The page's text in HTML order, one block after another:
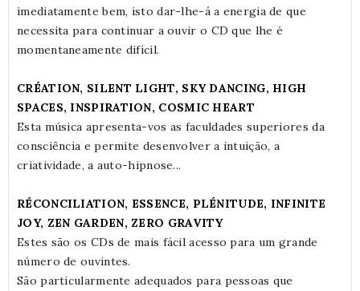
imediatamente bem, isto dar-lhe-á a energia de que
necessita para continuar a ouvir o CD que lhe é
momentaneamente difícil.
CRÉATION, SILENT LIGHT, SKY DANCING, HIGH
SPACES, INSPIRATION, COSMIC HEART
Esta música apresenta-vos as faculdades superiores da
consciência e permite desenvolver a intuição, a
criatividade, a auto-hipnose...
RÉCONCILIATION, ESSENCE, PLÉNITUDE, INFINITE
JOY, ZEN GARDEN, ZERO GRAVITY
Estes são os CDs de mais fácil acesso para um grande
número de ouvintes.
São particularmente adequados para pessoas que